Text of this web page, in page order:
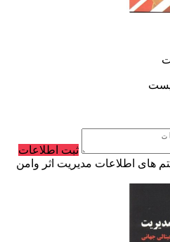
ثبت اطلاعات
های اطلاعات مدیریت اثر وامن